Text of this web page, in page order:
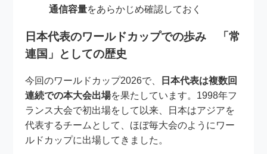
通信容量をあらかじめ確認しておく
日本代表のワールドカップでの歩み 「常
連国」としての歴史
今回のワールドカップ2026で、
日本代表は複数回
連続での本大会出場を果たしています。1998年フ
ランス大会で初出場をして以来、日本はアジアを
代表するチームとして、ほぼ毎大会のようにワー
ルドカップに出場してきました。